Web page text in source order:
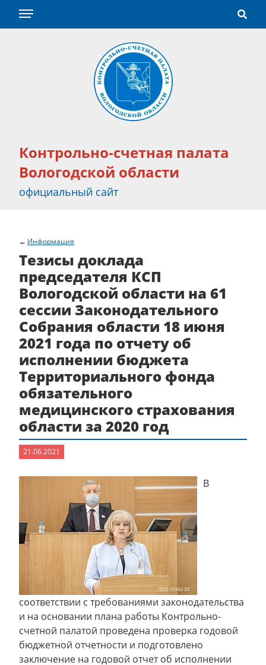
Контрольно-счетная палата
Вологодской области
официальный сайт
Информация
Тезисы доклада
председателя КСП
Вологодской области на 61
сессии Законодательного
Собрания области 18 июня
2021 года по отчету об
исполнении бюджета
Территориального фонда
обязательного
медицинского страхования
области за 2020 год
21.06.2021
В
соответствии с требованиями законодательства
и на основании плана работы Контрольно-
счетной палатой проведена проверка годовой
бюджетной отчетности и подготовлено
заключение на годовой отчет об исполнении